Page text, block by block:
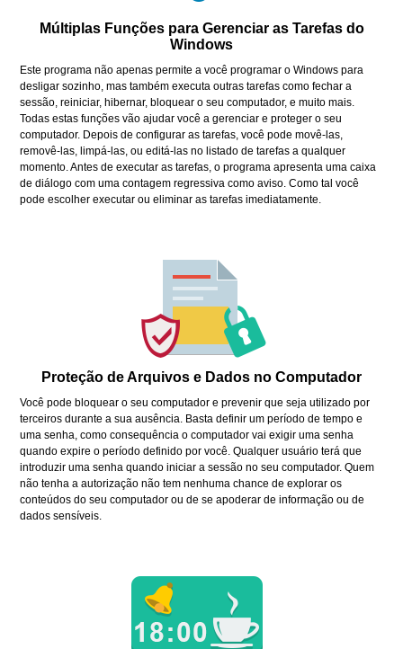
Múltiplas Funções para Gerenciar as Tarefas do
Windows
Este programa não apenas permite a você programar o Windows para
desligar sozinho, mas também executa outras tarefas como fechar a
sessão, reiniciar, hibernar, bloquear o seu computador, e muito mais.
Todas estas funções vão ajudar você a gerenciar e proteger o seu
computador. Depois de configurar as tarefas, você pode movê-las,
removê-las, limpá-las, ou editá-las no listado de tarefas a qualquer
momento. Antes de executar as tarefas, o programa apresenta uma caixa
de diálogo com uma contagem regressiva como aviso. Como tal você
pode escolher executar ou eliminar as tarefas imediatamente.
Proteção de Arquivos e Dados no Computador
Você pode bloquear o seu computador e prevenir que seja utilizado por
terceiros durante a sua ausência. Basta definir um período de tempo e
uma senha, como consequência o computador vai exigir uma senha
quando expire o período definido por você. Qualquer usuário terá que
introduzir uma senha quando iniciar a sessão no seu computador. Quem
não tenha a autorização não tem nenhuma chance de explorar os
conteúdos do seu computador ou de se apoderar de informação ou de
dados sensíveis.